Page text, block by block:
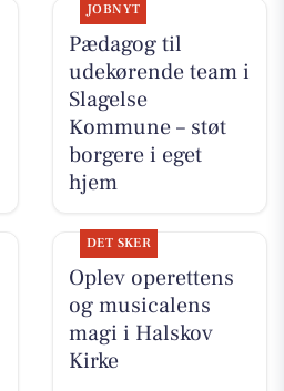
JOBNYT
Pædagog til
udekørende team i
Slagelse
Kommune – støt
borgere i eget
hjem
DET SKER
Oplev operettens
og musicalens
magi i Halskov
Kirke